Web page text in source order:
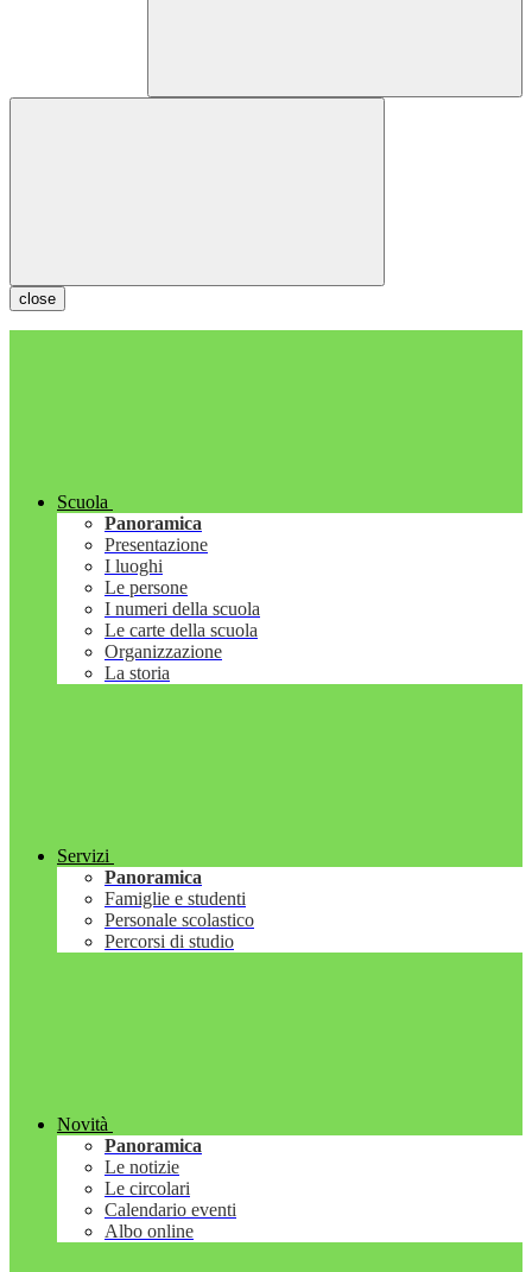
close
Scuola
Panoramica
Presentazione
I luoghi
Le persone
I numeri della scuola
Le carte della scuola
Organizzazione
La storia
Servizi
Panoramica
Famiglie e studenti
Personale scolastico
Percorsi di studio
Novità
Panoramica
Le notizie
Le circolari
Calendario eventi
Albo online